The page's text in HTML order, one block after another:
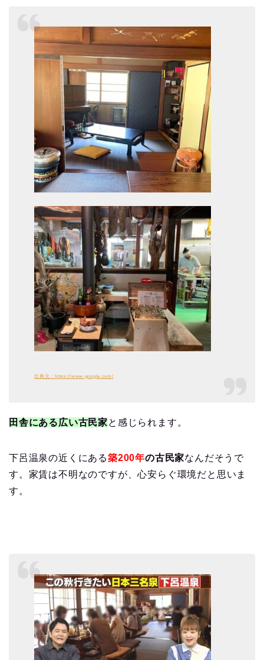
出典元：https://www.google.com/
田舎にある広い古民家と感じられます。
下呂温泉の近くにある築200年の古民家なんだそうで
す。家賃は不明なのですが、心安らぐ環境だと思いま
す。